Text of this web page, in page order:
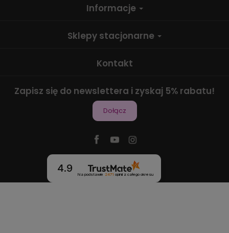
Informacje
Sklepy stacjonarne
Kontakt
Zapisz się do newslettera i zyskaj 5% rabatu!
Dołącz
4.9
Na podstawie 2471 opinii z całego okresu